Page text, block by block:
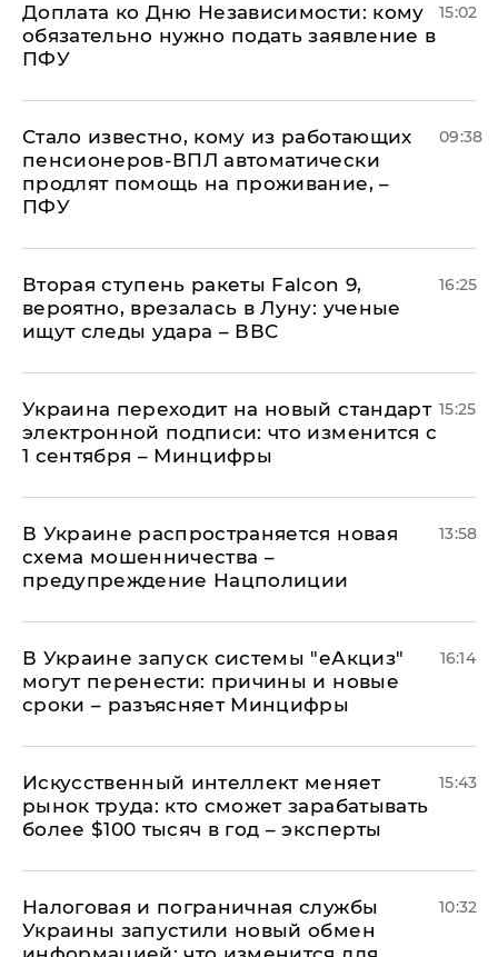
Доплата ко Дню Независимости: кому
обязательно нужно подать заявление в
ПФУ
15:02
Стало известно, кому из работающих
пенсионеров-ВПЛ автоматически
продлят помощь на проживание, –
ПФУ
09:38
Вторая ступень ракеты Falcon 9,
вероятно, врезалась в Луну: ученые
ищут следы удара – ВВС
16:25
Украина переходит на новый стандарт
электронной подписи: что изменится с
1 сентября – Минцифры
15:25
В Украине распространяется новая
схема мошенничества –
предупреждение Нацполиции
13:58
В Украине запуск системы "еАкциз"
могут перенести: причины и новые
сроки – разъясняет Минцифры
16:14
Искусственный интеллект меняет
рынок труда: кто сможет зарабатывать
более $100 тысяч в год – эксперты
15:43
Налоговая и пограничная службы
Украины запустили новый обмен
10:32